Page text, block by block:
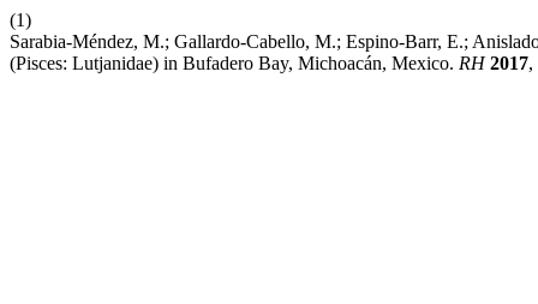
(1)
Sarabia-Méndez, M.; Gallardo-Cabello, M.; Espino-Barr, E.;
(Pisces: Lutjanidae) in Bufadero Bay, Michoacán, Mexico. RH 2017,